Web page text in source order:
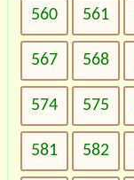
560 561
567 568
574 575
581 582